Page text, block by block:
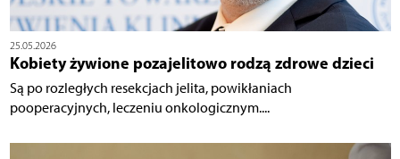
25.05.2026
Kobiety żywione pozajelitowo rodzą zdrowe dzieci
Są po rozległych resekcjach jelita, powikłaniach
pooperacyjnych, leczeniu onkologicznym....